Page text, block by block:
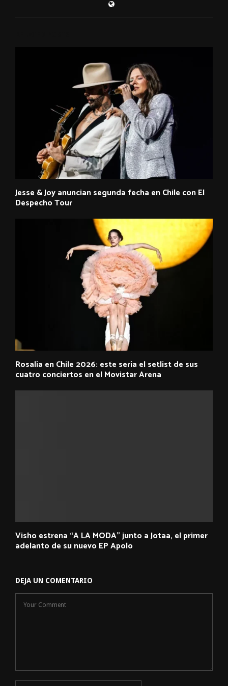
Jesse & Joy anuncian segunda fecha en Chile con El
Despecho Tour
Rosalía en Chile 2026: este sería el setlist de sus
cuatro conciertos en el Movistar Arena
Visho estrena “A LA MODA” junto a Jotaa, el primer
adelanto de su nuevo EP Apolo
DEJA UN COMENTARIO